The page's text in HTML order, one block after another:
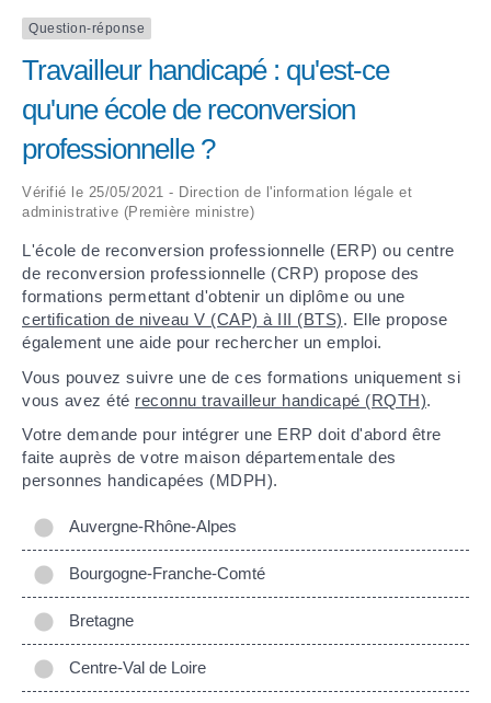
Question-réponse
Travailleur handicapé : qu'est-ce
qu'une école de reconversion
professionnelle ?
Vérifié le 25/05/2021 - Direction de l'information légale et
administrative (Première ministre)
L'école de reconversion professionnelle (ERP) ou centre
de reconversion professionnelle (CRP) propose des
formations permettant d'obtenir un diplôme ou une
certification de niveau V (CAP) à III (BTS). Elle propose
également une aide pour rechercher un emploi.
Vous pouvez suivre une de ces formations uniquement si
vous avez été reconnu travailleur handicapé (RQTH).
Votre demande pour intégrer une ERP doit d'abord être
faite auprès de votre maison départementale des
personnes handicapées (MDPH).
Auvergne-Rhône-Alpes
Bourgogne-Franche-Comté
Bretagne
Centre-Val de Loire
ARRÊTÉS MUNICIPAUX
DÉLIBÉRATIONS